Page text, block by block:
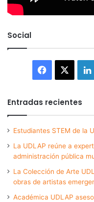
Social
Facebook
Entradas recientes
Estudiantes STEM de la
La UDLAP reúne a
administración pública
La Colección de Arte
obras de artistas
Académica UDLAP